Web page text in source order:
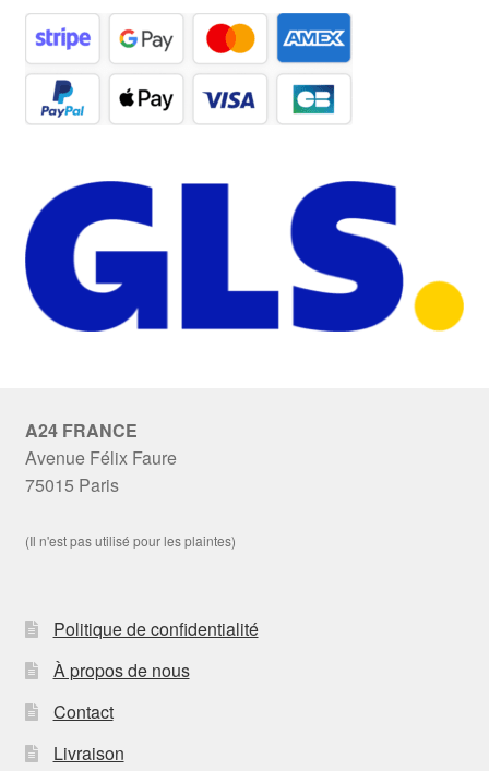
A24 FRANCE
Avenue Félix Faure
75015 Paris
(Il n'est pas utilisé pour les plaintes)
Politique de confidentialité
À propos de nous
Contact
Livraison